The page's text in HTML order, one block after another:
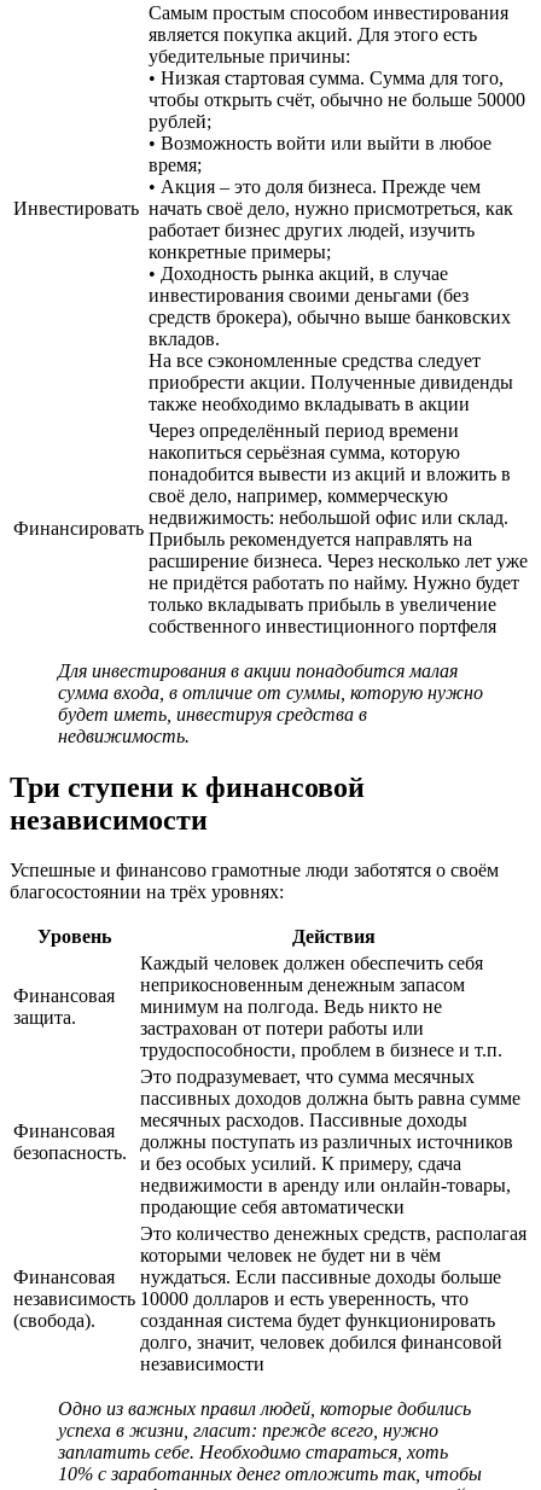
Инвестировать
Самым простым способом инвестирования
является покупка акций. Для этого есть
убедительные причины:
• Низкая стартовая сумма. Сумма для того,
чтобы открыть счёт, обычно не больше 50000
рублей;
• Возможность войти или выйти в любое
время;
• Акция – это доля бизнеса. Прежде чем
начать своё дело, нужно присмотреться, как
работает бизнес других людей, изучить
конкретные примеры;
• Доходность рынка акций, в случае
инвестирования своими деньгами (без
средств брокера), обычно выше банковских
вкладов.
На все сэкономленные средства следует
приобрести акции. Полученные дивиденды
также необходимо вкладывать в акции
Финансировать
Через определённый период времени
накопиться серьёзная сумма, которую
понадобится вывести из акций и вложить в
своё дело, например, коммерческую
недвижимость: небольшой офис или склад.
Прибыль рекомендуется направлять на
расширение бизнеса. Через несколько лет уже
не придётся работать по найму. Нужно будет
только вкладывать прибыль в увеличение
собственного инвестиционного портфеля
Для инвестирования в акции понадобится малая
сумма входа, в отличие от суммы, которую нужно
будет иметь, инвестируя средства в
недвижимость.
Три ступени к финансовой
независимости
Успешные и финансово грамотные люди заботятся о своём
благосостоянии на трёх уровнях:
Уровень Действия
Финансовая
защита.
Каждый человек должен обеспечить себя
неприкосновенным денежным запасом
минимум на полгода. Ведь никто не
застрахован от потери работы или
трудоспособности, проблем в бизнесе и т.п.
Финансовая
безопасность.
Это подразумевает, что сумма месячных
пассивных доходов должна быть равна сумме
месячных расходов. Пассивные доходы
должны поступать из различных источников
и без особых усилий. К примеру, сдача
недвижимости в аренду или онлайн-товары,
продающие себя автоматически
Финансовая
независимость
(свобода).
Это количество денежных средств, располагая
которыми человек не будет ни в чём
нуждаться. Если пассивные доходы больше
10000 долларов и есть уверенность, что
созданная система будет функционировать
долго, значит, человек добился финансовой
независимости
Одно из важных правил людей, которые добились
успеха в жизни, гласит: прежде всего, нужно
заплатить себе. Необходимо стараться, хоть
10% с заработанных денег отложить так, чтобы